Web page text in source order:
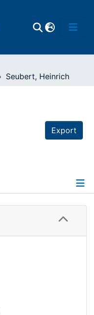
Seubert, Heinrich
Export